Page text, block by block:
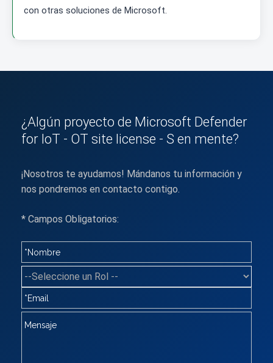
con otras soluciones de Microsoft.
¿Algún proyecto de Microsoft Defender
for IoT - OT site license - S en mente?
¡Nosotros te ayudamos! Mándanos tu información y
nos pondremos en contacto contigo.
* Campos Obligatorios: